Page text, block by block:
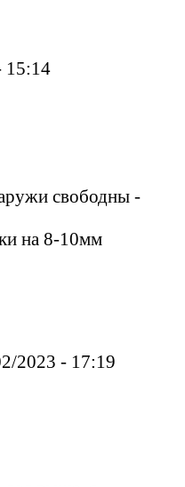
15:14
свободны -
на 8-10мм
2023 - 17:19